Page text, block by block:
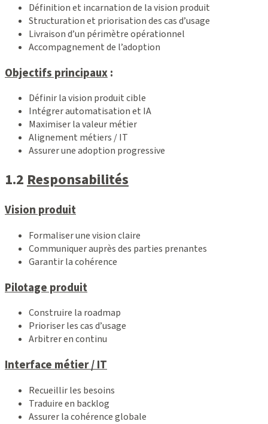
Définition et incarnation de la vision produit
Structuration et priorisation des cas d’usage
Livraison d’un périmètre opérationnel
Accompagnement de l’adoption
Objectifs principaux:
Définir la vision produit cible
Intégrer automatisation et IA
Maximiser la valeur métier
Alignement métiers / IT
Assurer une adoption progressive
1.2Responsabilités
Vision produit
Formaliser une vision claire
Communiquer auprès des parties prenantes
Garantir la cohérence
Pilotage produit
Construire la roadmap
Prioriser les cas d’usage
Arbitrer en continu
Interface métier / IT
Recueillir les besoins
Traduire en backlog
Assurer la cohérence globale